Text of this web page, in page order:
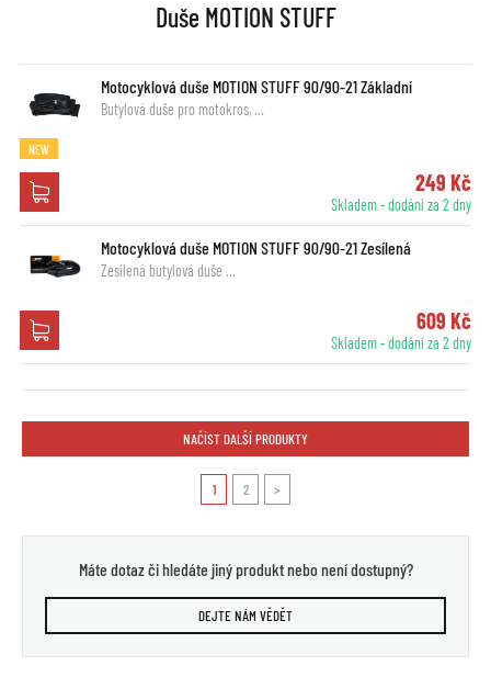
Duše MOTION STUFF
Motocyklová duše MOTION STUFF 90/90-21 Základní
Butylová duše pro motokros, …
NEW
249 Kč
Skladem - dodání za 2 dny
Motocyklová duše MOTION STUFF 90/90-21 Zesílená
Zesílená butylová duše …
609 Kč
Skladem - dodání za 2 dny
NAČÍST DALŠÍ PRODUKTY
1 2 >
Máte dotaz či hledáte jiný produkt nebo není dostupný?
DEJTE NÁM VĚDĚT